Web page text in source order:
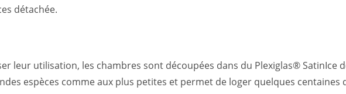
détachée.
leur utilisation, les chambres sont découpées dans du Plexiglas® SatinIce
espèces comme aux plus petites et permet de loger quelques centaines